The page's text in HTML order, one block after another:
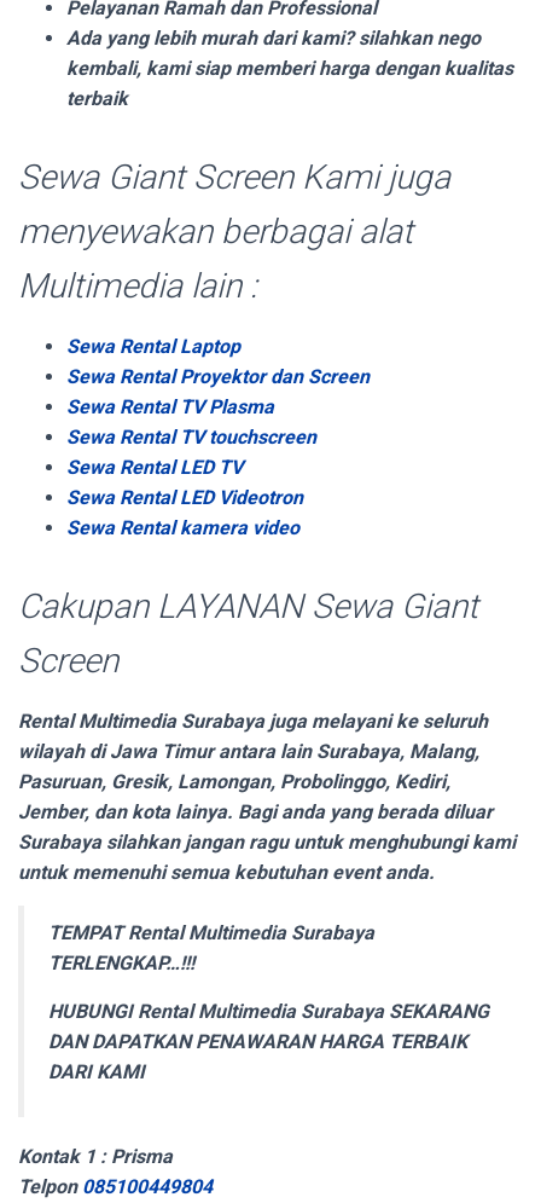
Pelayanan Ramah dan Professional
Ada yang lebih murah dari kami? silahkan nego
kembali, kami siap memberi harga dengan kualitas
terbaik
Sewa Giant Screen Kami juga
menyewakan berbagai alat
Multimedia lain :
Sewa Rental Laptop
Sewa Rental Proyektor dan Screen
Sewa Rental TV Plasma
Sewa Rental TV touchscreen
Sewa Rental LED TV
Sewa Rental LED Videotron
Sewa Rental kamera video
Cakupan LAYANAN Sewa Giant
Screen
Rental Multimedia Surabaya juga melayani ke seluruh
wilayah di Jawa Timur antara lain Surabaya, Malang,
Pasuruan, Gresik, Lamongan, Probolinggo, Kediri,
Jember, dan kota lainya. Bagi anda yang berada diluar
Surabaya silahkan jangan ragu untuk menghubungi kami
untuk memenuhi semua kebutuhan event anda.
TEMPAT Rental Multimedia Surabaya
TERLENGKAP…!!!
HUBUNGI Rental Multimedia Surabaya SEKARANG
DAN DAPATKAN PENAWARAN HARGA TERBAIK
DARI KAMI
Kontak 1 : Prisma
Telpon 085100449804